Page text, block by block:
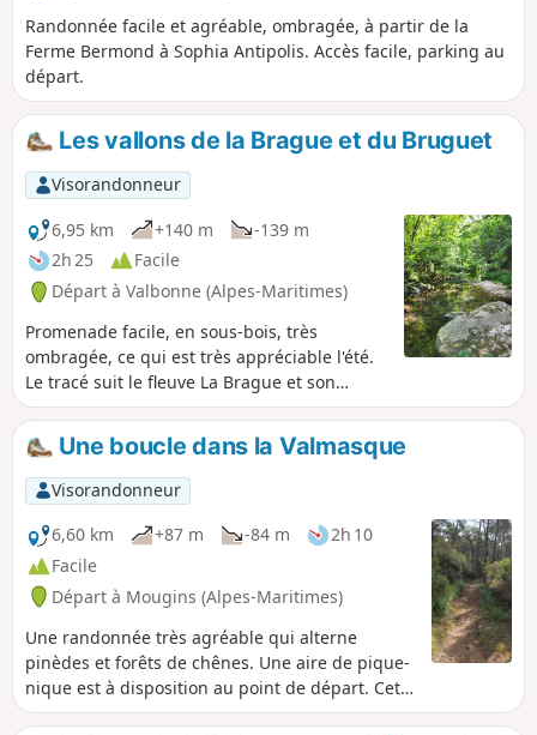
Randonnée facile et agréable, ombragée, à partir de la
Ferme Bermond à Sophia Antipolis. Accès facile, parking au
départ.
Les vallons de la Brague et du Bruguet
Visorandonneur
6,95 km
+140 m
-139 m
2h 25
Facile
Départ à Valbonne (Alpes-Maritimes)
Promenade facile, en sous-bois, très
ombragée, ce qui est très appréciable l'été.
Le tracé suit le fleuve La Brague et son
confluent le Bruguet pour revenir par La
Brague. Vues des cours d'eau magnifiques,
cascades, petit pont de pierre.
Une boucle dans la Valmasque
Visorandonneur
6,60 km
+87 m -84 m
2h 10
Facile
Départ à Mougins (Alpes-Maritimes)
Une randonnée très agréable qui alterne
pinèdes et forêts de chênes. Une aire de pique-
nique est à disposition au point de départ. Cette
randonnée peut également s'envisager à VTT.